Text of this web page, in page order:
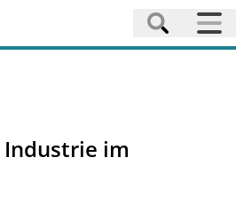
Industrie im